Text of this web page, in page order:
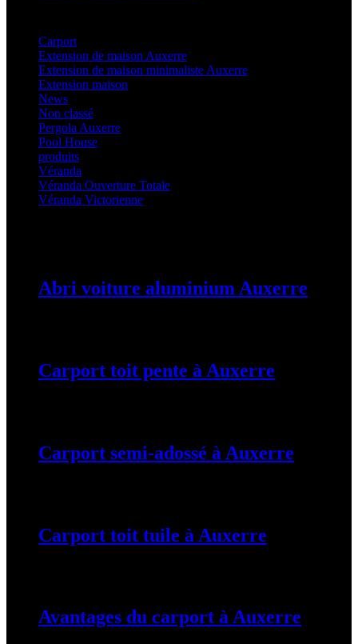
Carport
Extension de maison Auxerre
Extension de maison minimaliste Auxerre
Extension maison
News
Non classé
Pergola Auxerre
Pool House
produits
Véranda
Véranda Ouverture Totale
Véranda Victorienne
Abri voiture aluminium Auxerre
Carport toit pente à Auxerre
Carport semi-adossé à Auxerre
Carport toit tuile à Auxerre
Avantages du carport à Auxerre